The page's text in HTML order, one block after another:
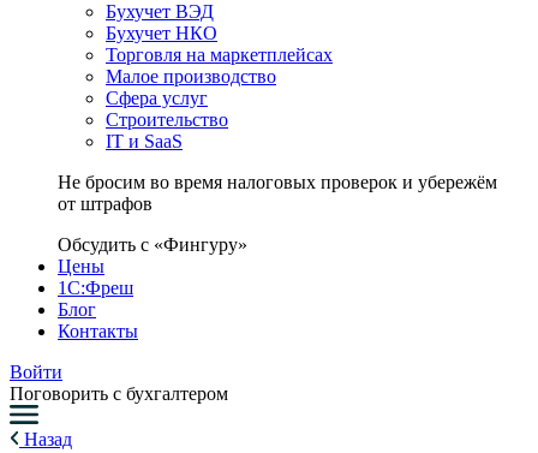
Бухучет ВЭД
Бухучет НКО
Торговля на маркетплейсах
Малое производство
Сфера услуг
Строительство
IT и SaaS
Не бросим во время налоговых проверок и убережём
от штрафов
Обсудить с «Фингуру»
Цены
1С:Фреш
Блог
Контакты
Войти
Поговорить с бухгалтером
Назад